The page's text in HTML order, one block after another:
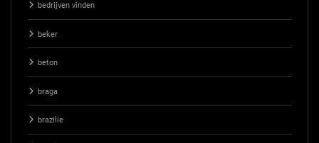
bedrijven vinden
beker
beton
braga
brazilie